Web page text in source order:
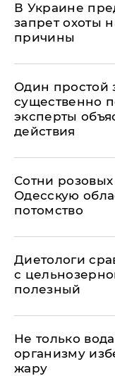
В Украине
запрет охоты
причины
Один простой
существенно
эксперты
действия
Сотни
Одесскую
потомство
Диетологи
с
полезный
Не только
организму
жару